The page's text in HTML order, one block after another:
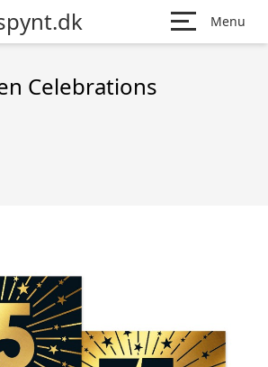
Menu
Celebrations